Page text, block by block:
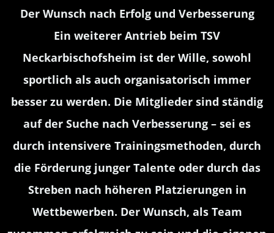
Der Wunsch nach Erfolg und Verbesserung
Ein weiterer Antrieb beim TSV
Neckarbischofsheim ist der Wille, sowohl
sportlich als auch organisatorisch immer
besser zu werden. Die Mitglieder sind ständig
auf der Suche nach Verbesserung – sei es
durch intensivere Trainingsmethoden, durch
die Förderung junger Talente oder durch das
Streben nach höheren Platzierungen in
Wettbewerben. Der Wunsch, als Team